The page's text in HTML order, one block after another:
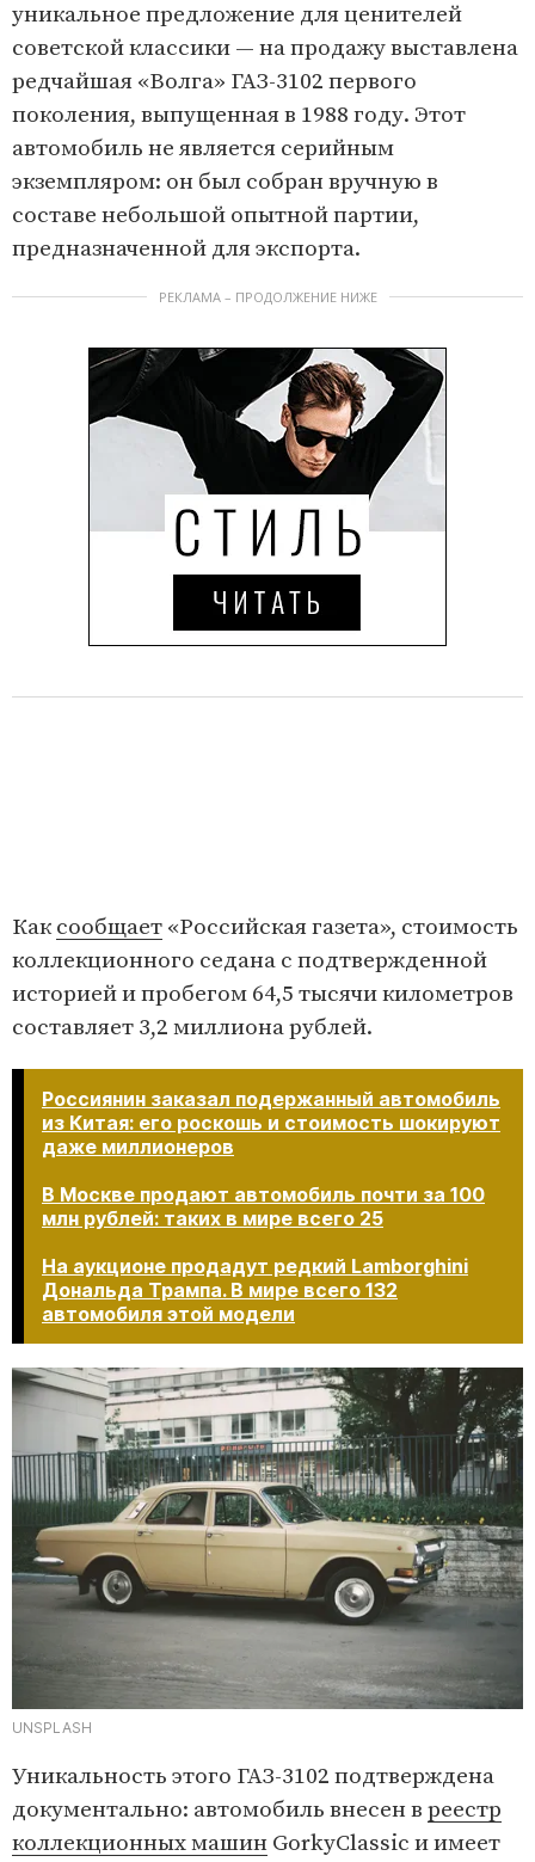
уникальное предложение для ценителей
советской классики — на продажу выставлена
редчайшая «Волга» ГАЗ-3102 первого
поколения, выпущенная в 1988 году. Этот
автомобиль не является серийным
экземпляром: он был собран вручную в
составе небольшой опытной партии,
предназначенной для экспорта.
РЕКЛАМА – ПРОДОЛЖЕНИЕ НИЖЕ
Каксообщает «Российская газета», стоимость
коллекционного седана с подтвержденной
историей и пробегом 64,5 тысячи километров
составляет 3,2 миллиона рублей.
Россиянин заказал подержанный автомобиль
из Китая: его роскошь и стоимость шокируют
даже миллионеров
В Москве продают автомобиль почти за 100
млн рублей: таких в мире всего 25
На аукционе продадут редкий Lamborghini
Дональда Трампа. В мире всего 132
автомобиля этой модели​​​​​​​
UNSPLASH
Уникальность этого ГАЗ-3102 подтверждена
документально: автомобиль внесен в реестр
коллекционных машин GorkyClassic и имеет